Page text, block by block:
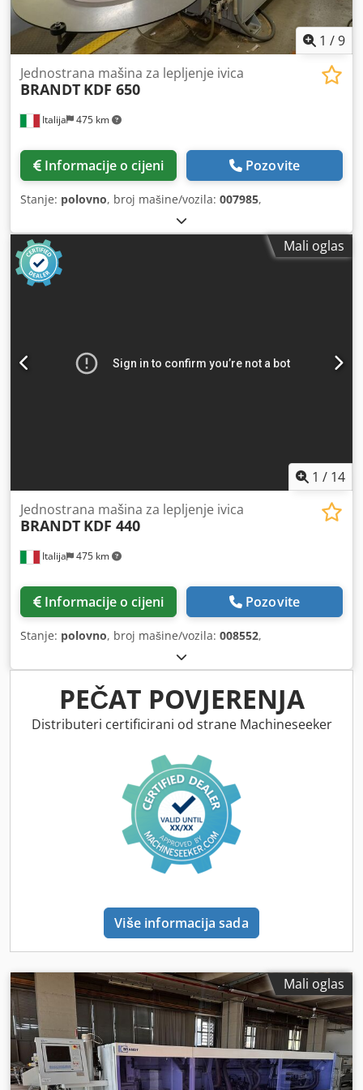
1 /9
Italija 475 km
Jednostrana mašina za lepljenje ivica
BRANDT KDF 650
Informacije o cijeni Pozovite
Stanje: polovno, broj mašine/vozila: 007985,
Mali oglas
1 / 14
Italija 475 km
Jednostrana mašina za lepljenje ivica
BRANDT KDF 440
Informacije o cijeni Pozovite
Stanje: polovno, broj mašine/vozila: 008552,
PEČAT POVJERENJA
Distributeri certificirani od strane Machineseeker
Više informacija sada
Mali oglas